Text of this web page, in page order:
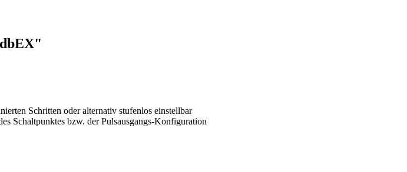
Schritten oder alternativ stufenlos einstellbar
Schaltpunktes bzw. der Pulsausgangs-Konfiguration